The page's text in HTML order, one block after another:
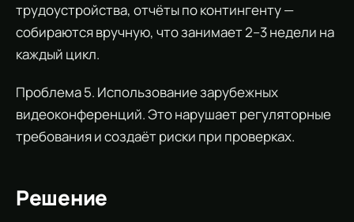
трудоустройства, отчёты по контингенту —
собираются вручную, что занимает 2–3 недели на
каждый цикл.
Проблема 5. Использование зарубежных
видеоконференций. Это нарушает регуляторные
требования и создаёт риски при проверках.
Решение